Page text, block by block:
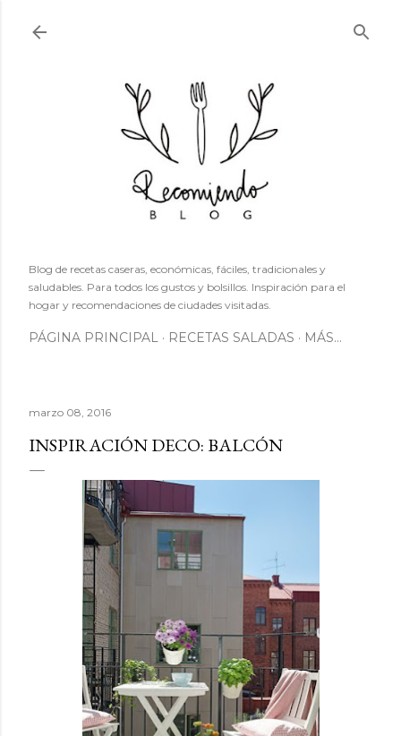
Blog de recetas caseras, económicas, fáciles, tradicionales y
saludables. Para todos los gustos y bolsillos. Inspiración para el
hogar y recomendaciones de ciudades visitadas.
PÁGINA PRINCIPAL RECETAS SALADAS MÁS…
marzo 08, 2016
INSPIRACIÓN DECO: BALCÓN